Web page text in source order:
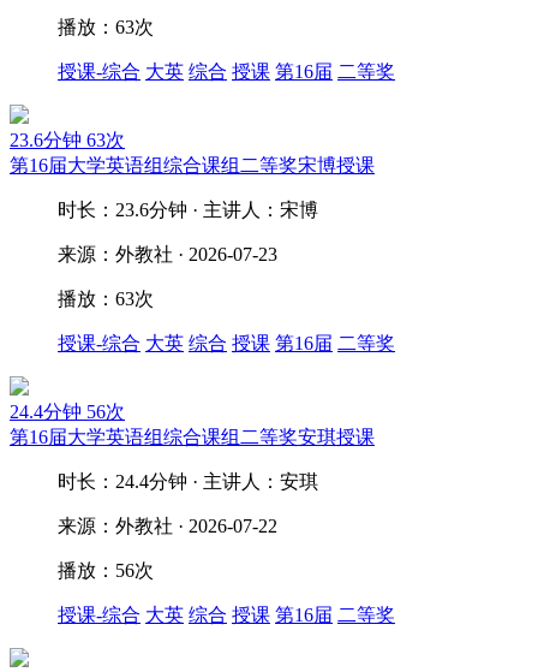
播放：63次
授课-综合 大英 综合 授课 第16届 二等奖
23.6分钟 63次
第16届大学英语组综合课组二等奖宋博授课
时长：23.6分钟 · 主讲人：宋博
来源：外教社 · 2026-07-23
播放：63次
授课-综合 大英 综合 授课 第16届 二等奖
24.4分钟 56次
第16届大学英语组综合课组二等奖安琪授课
时长：24.4分钟 · 主讲人：安琪
来源：外教社 · 2026-07-22
播放：56次
授课-综合 大英 综合 授课 第16届 二等奖